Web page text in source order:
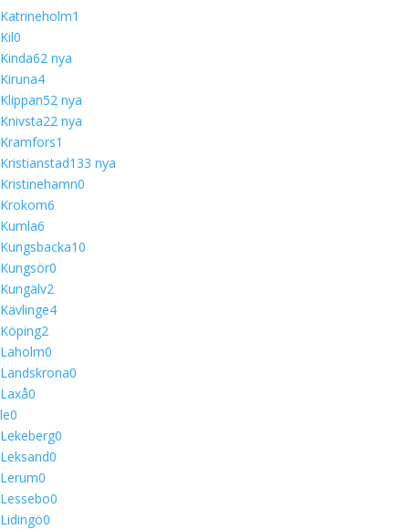
Katrineholm1
Kil0
Kinda62 nya
Kiruna4
Klippan52 nya
Knivsta22 nya
Kramfors1
Kristianstad133 nya
Kristinehamn0
Krokom6
Kumla6
Kungsbacka10
Kungsör0
Kungälv2
Kävlinge4
Köping2
Laholm0
Landskrona0
Laxå0
le0
Lekeberg0
Leksand0
Lerum0
Lessebo0
Lidingö0